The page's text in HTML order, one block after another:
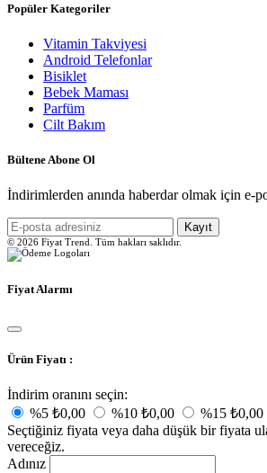
Popüler Kategoriler
Vitamin Takviyesi
Android Telefonlar
Bisiklet
Bebek Maması
Parfüm
Cilt Bakım
Bültene Abone Ol
İndirimlerden anında haberdar olmak için e-
Kayıt
© 2026 Fiyat Trend. Tüm hakları saklıdır.
Fiyat Alarmı
Ürün Fiyatı :
İndirim oranını seçin:
%5 ₺0,00 %10 ₺0,00 %15 ₺0,00
Seçtiğiniz fiyata veya daha düşük bir fiyata
vereceğiz.
Adınız